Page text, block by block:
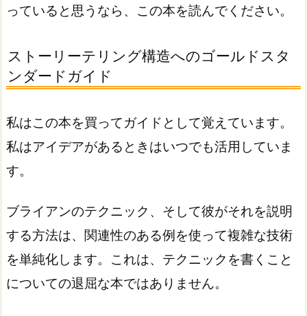
っていると思うなら、この本を読んでください。
ストーリーテリング構造へのゴールドスタ
ンダードガイド
私はこの本を買ってガイドとして覚えています。
私はアイデアがあるときはいつでも活用していま
す。
ブライアンのテクニック、そして彼がそれを説明
する方法は、関連性のある例を使って複雑な技術
を単純化します。これは、テクニックを書くこと
についての退屈な本ではありません。